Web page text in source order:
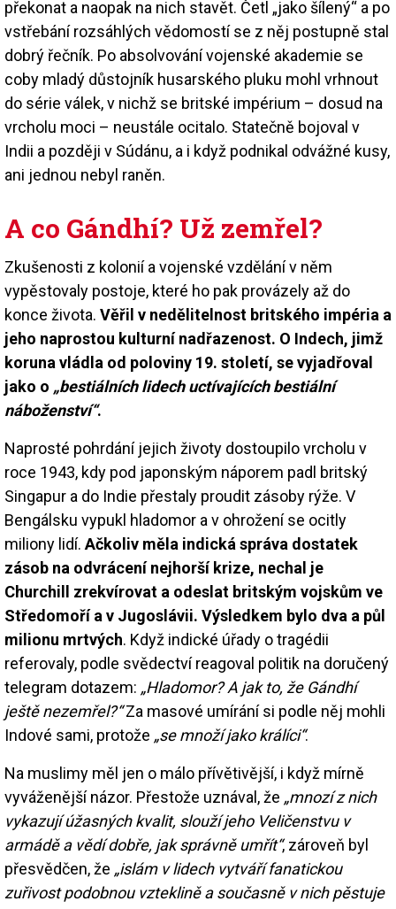
překonat a naopak na nich stavět. Četl „jako šílený“ a po
vstřebání rozsáhlých vědomostí se z něj postupně stal
dobrý řečník. Po absolvování vojenské akademie se
coby mladý důstojník husarského pluku mohl vrhnout
do série válek, v nichž se britské impérium – dosud na
vrcholu moci – neustále ocitalo. Statečně bojoval v
Indii a později v Súdánu, a i když podnikal odvážné kusy,
ani jednou nebyl raněn.
A co Gándhí? Už zemřel?
Zkušenosti z kolonií a vojenské vzdělání v něm
vypěstovaly postoje, které ho pak provázely až do
konce života. Věřil v nedělitelnost britského impéria a
jeho naprostou kulturní nadřazenost. O Indech, jimž
koruna vládla od poloviny 19. století, se vyjadřoval
jako o „bestiálních lidech uctívajících bestiální
náboženství“.
Naprosté pohrdání jejich životy dostoupilo vrcholu v
roce 1943, kdy pod japonským náporem padl britský
Singapur a do Indie přestaly proudit zásoby rýže. V
Bengálsku vypukl hladomor a v ohrožení se ocitly
miliony lidí. Ačkoliv měla indická správa dostatek
zásob na odvrácení nejhorší krize, nechal je
Churchill zrekvírovat a odeslat britským vojskům ve
Středomoří a v Jugoslávii. Výsledkem bylo dva a půl
milionu mrtvých. Když indické úřady o tragédii
referovaly, podle svědectví reagoval politik na doručený
telegram dotazem: „Hladomor? A jak to, že Gándhí
ještě nezemřel?“Za masové umírání si podle něj mohli
Indové sami, protože „se množí jako králíci“.
Na muslimy měl jen o málo přívětivější, i když mírně
vyváženější názor. Přestože uznával, že „mnozí z nich
vykazují úžasných kvalit, slouží jeho Veličenstvu v
armádě a vědí dobře, jak správně umřít“, zároveň byl
přesvědčen, že „islám v lidech vytváří fanatickou
zuřivost podobnou vzteklině a současně v nich pěstuje